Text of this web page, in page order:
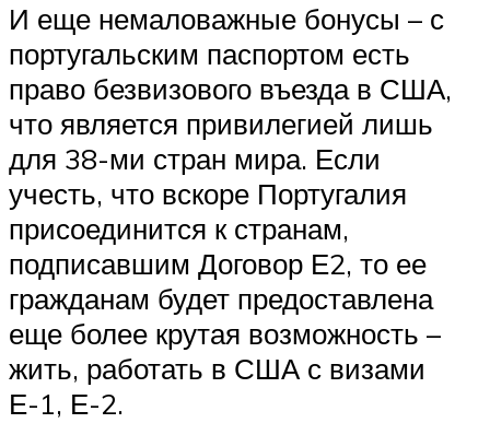
И еще немаловажные бонусы – с
португальским паспортом есть
право безвизового въезда в США,
что является привилегией лишь
для 38-ми стран мира. Если
учесть, что вскоре Португалия
присоединится к странам,
подписавшим Договор Е2, то ее
гражданам будет предоставлена
еще ​​более крутая возможность –
жить, работать в США с визами
Е-1, Е-2.